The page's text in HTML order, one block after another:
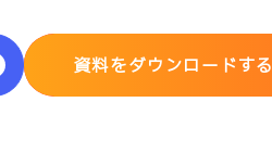
資料をダウンロードする